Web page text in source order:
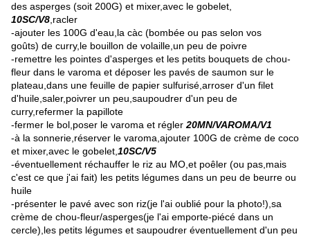
des asperges (soit 200G) et mixer,avec le gobelet,
10SC/V8 ,racler
-ajouter les 100G d'eau,la càc (bombée ou pas selon vos
goûts) de curry,le bouillon de volaille,un peu de poivre
-remettre les pointes d'asperges et les petits bouquets de chou-
fleur dans le varoma et déposer les pavés de saumon sur le
plateau,dans une feuille de papier sulfurisé,arroser d'un filet
d'huile,saler,poivrer un peu,saupoudrer d'un peu de
curry,refermer la papillote
-fermer le bol,poser le varoma et régler 20MN/VAROMA/V1
-à la sonnerie,réserver le varoma,ajouter 100G de crème de coco
et mixer,avec le gobelet, 10SC/V5
-éventuellement réchauffer le riz au MO,et poêler (ou pas,mais
c'est ce que j'ai fait) les petits légumes dans un peu de beurre ou
huile
-présenter le pavé avec son riz(je l'ai oublié pour la photo!),sa
crème de chou-fleur/asperges(je l'ai emporte-piécé dans un
cercle),les petits légumes et saupoudrer éventuellement d'un peu